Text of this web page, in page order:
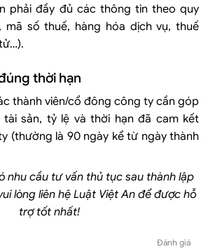
phải đầy đủ các thông tin theo quy
mã số thuế, hàng hóa dịch vụ, thuế
thời hạn
thành viên/cổ đông công ty cần góp
sản, tỷ lệ và thời hạn đã cam kết
(thường là 90 ngày kể từ ngày thành
nhu cầu tư vấn thủ tục sau thành lập
lòng liên hệ Luật Việt An để được hỗ
trợ tốt nhất!
Đánh giá